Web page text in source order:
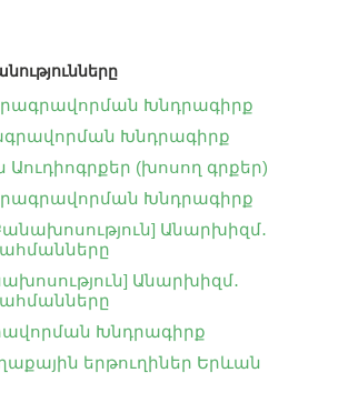
Խնդրագիրք
Խնդրագիրք
Աուդիոգրքեր (խոսող գրքեր)
Խնդրագիրք
Անարխիզմ․
Անարխիզմ․
Խնդրագիրք
երթուղիներ Երևան